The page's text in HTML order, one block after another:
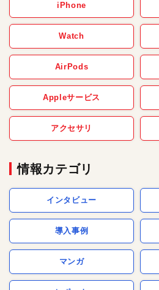
iPhone
Watch
AirPods
Appleサービス
アクセサリ
情報カテゴリ
インタビュー
導入事例
マンガ